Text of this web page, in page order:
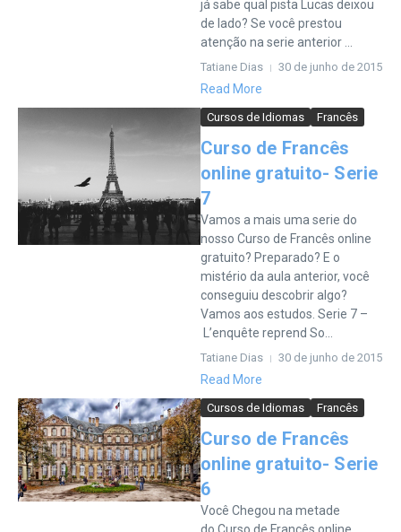
já sabe qual pista Lucas deixou
de lado? Se você prestou
atenção na serie anterior ...
Tatiane Dias 30 de junho de 2015
Read More
Cursos de Idiomas Francês
Curso de Francês
online gratuito- Serie
7
Vamos a mais uma serie do
nosso Curso de Francês online
gratuito? Preparado? E o
mistério da aula anterior, você
conseguiu descobrir algo?
Vamos aos estudos. Serie 7 –
L’enquête reprend So...
Tatiane Dias 30 de junho de 2015
Read More
Cursos de Idiomas Francês
Curso de Francês
online gratuito- Serie
6
Você Chegou na metade